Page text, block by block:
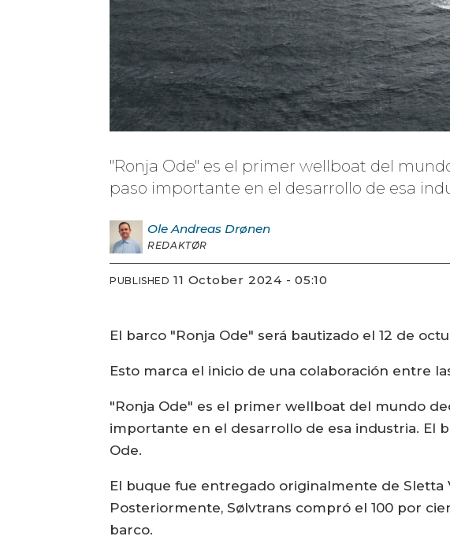
"Ronja Ode" es el primer wellboat del
paso importante en el desarrollo de esa
Ole Andreas Drønen
REDAKTØR
PUBLISHED 11 October 2024 - 05:10
El barco "Ronja Ode" será bautizado el 12 de
Esto marca el inicio de una colaboración entre
"Ronja Ode" es el primer wellboat del mundo
importante en el desarrollo de esa industria. El
Ode.
El buque fue entregado originalmente de
Posteriormente, Sølvtrans compró el 100 por
barco.